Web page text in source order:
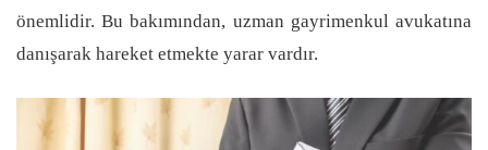
önemlidir. Bu bakımından, uzman gayrimenkul avukatına
danışarak hareket etmekte yarar vardır.